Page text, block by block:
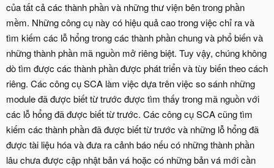
của tất cả các thành phần và những thư viện bên trong phần
mềm. Những công cụ này có hiệu quả cao trong việc chỉ ra và
tìm kiếm các lỗ hổng trong các thành phần chung và phổ biến và
những thành phần mã nguồn mở riêng biệt. Tuy vậy, chúng không
dò tìm được các thành phần được phát triển và tùy biến theo cách
riêng. Các công cụ SCA làm việc dựa trên việc so sánh những
module đã được biết từ trước được tìm thấy trong mã nguồn với
các lỗ hổng đã được biết từ trước. Các công cụ SCA cũng tìm
kiếm các thành phần đã được biết từ trước và những lỗ hổng đã
được tài liệu hóa và đưa ra cảnh báo nếu có những thành phần
lâu chưa được cập nhật bản vá hoặc có những bản vá mới cần